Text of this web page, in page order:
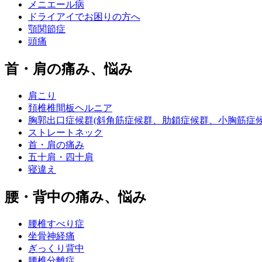
メニエール病
ドライアイでお困りの方へ
顎関節症
頭痛
首・肩の痛み、悩み
肩こり
頚椎椎間板ヘルニア
胸郭出口症候群(斜角筋症候群、肋鎖症候群、小胸筋症
ストレートネック
首・肩の痛み
五十肩・四十肩
寝違え
腰・背中の痛み、悩み
腰椎すべり症
坐骨神経痛
ぎっくり背中